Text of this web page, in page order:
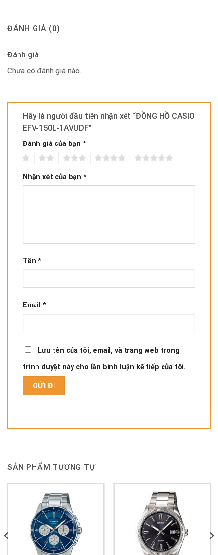
ĐÁNH GIÁ (0)
Đánh giá
Chưa có đánh giá nào.
Hãy là người đầu tiên nhận xét “ĐỒNG HỒ CASIO
EFV-150L-1AVUDF”
Đánh giá của bạn *
Nhận xét của bạn *
Tên *
Email *
Lưu tên của tôi, email, và trang web trong
trình duyệt này cho lần bình luận kế tiếp của tôi.
SẢN PHẨM TƯƠNG TỰ